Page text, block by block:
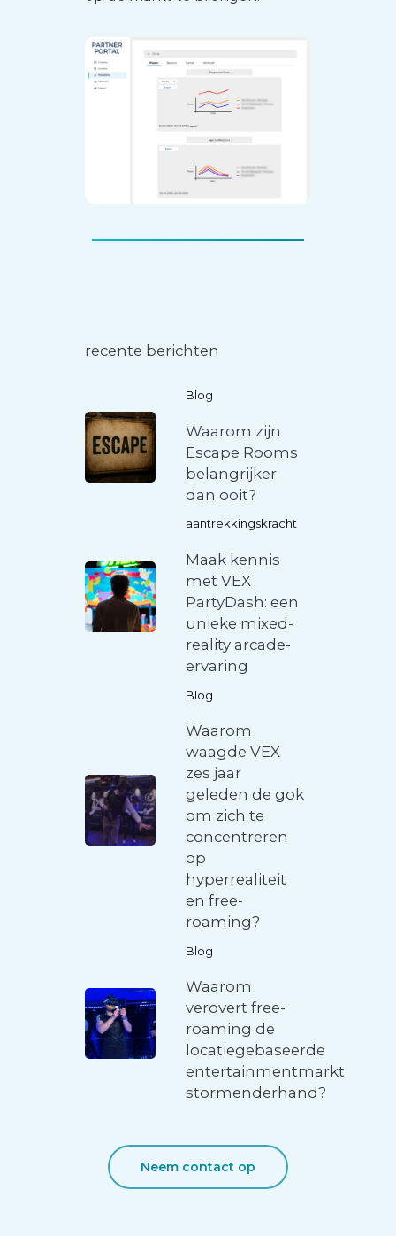
recente berichten
Blog
Waarom zijn
Escape Rooms
belangrijker
dan ooit?
aantrekkingskracht
Maak kennis
met VEX
PartyDash: een
unieke mixed-
reality arcade-
ervaring
Blog
Waarom
waagde VEX
zes jaar
geleden de gok
om zich te
concentreren
op
hyperrealiteit
en free-
roaming?
Blog
Waarom
verovert free-
roaming de
locatiegebaseerde
entertainmentmarkt
stormenderhand?
Neem contact op